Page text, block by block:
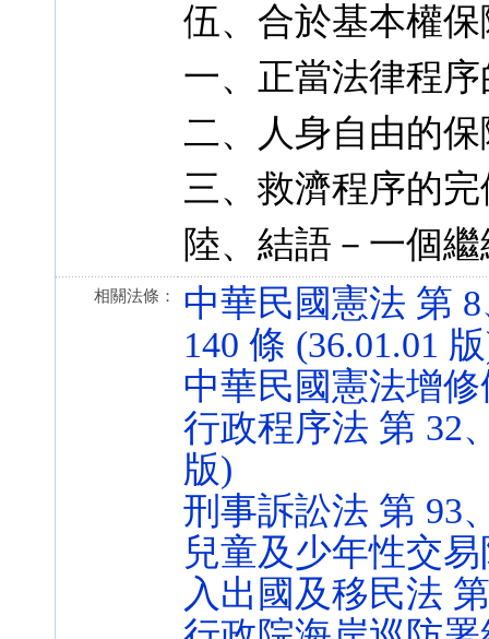
伍、合於基本權
一、正當法律程
二、人身自由的保
三、救濟程序的完
陸、結語－一個
相關法條：
中華民國憲法 第 8
140 條 (36.01.01
中華民國憲法增修
行政程序法 第 32
版)
刑事訴訟法 第 93
兒童及少年性交
入出國及移民法